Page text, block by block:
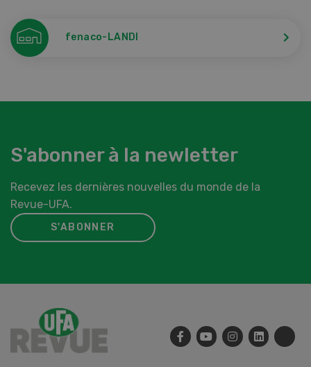
fenaco-LANDI
S'abonner à la newletter
Recevez les dernières nouvelles du monde de la
Revue-UFA.
S'ABONNER